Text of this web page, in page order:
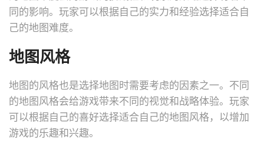
同的影响。玩家可以根据自己的实力和经验选择适合自
己的地图难度。
地图风格
地图的风格也是选择地图时需要考虑的因素之一。不同
的地图风格会给游戏带来不同的视觉和战略体验。玩家
可以根据自己的喜好选择适合自己的地图风格，以增加
游戏的乐趣和兴趣。